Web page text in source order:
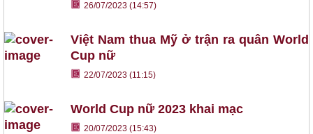
26/07/2023 (14:57)
Việt Nam thua Mỹ ở trận ra quân World
Cup nữ
22/07/2023 (11:15)
World Cup nữ 2023 khai mạc
20/07/2023 (15:43)